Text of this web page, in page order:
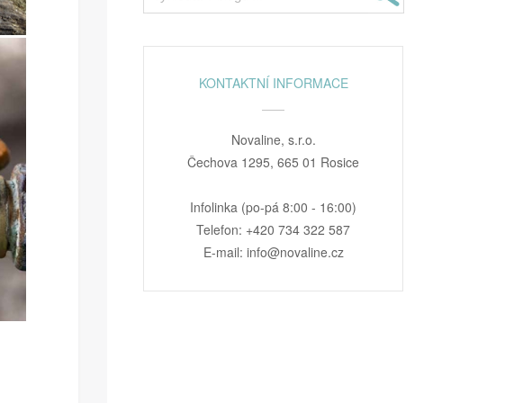
KONTAKTNÍ INFORMACE
Novaline, s.r.o.
Čechova 1295, 665 01 Rosice
Infolinka (po-pá 8:00 - 16:00)
Telefon: +420 734 322 587
E-mail: info@novaline.cz